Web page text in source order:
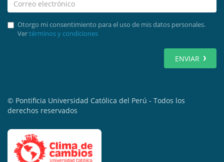
Otorgo mi consentimiento para el uso de mis datos personales.
Vertérminos y condiciones
ENVIAR
© Pontificia Universidad Católica del Perú - Todos los
derechos reservados